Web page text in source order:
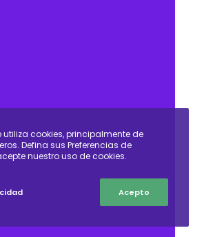
utiliza cookies, principalmente de
Defina sus Preferencias de
nuestro uso de cookies.
Acepto